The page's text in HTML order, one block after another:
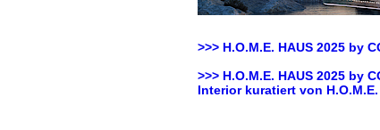
>>> H.O.M.E. HAUS 2025 by
>>> H.O.M.E. HAUS 2025 by
Interior kuratiert von H.O.M.E.